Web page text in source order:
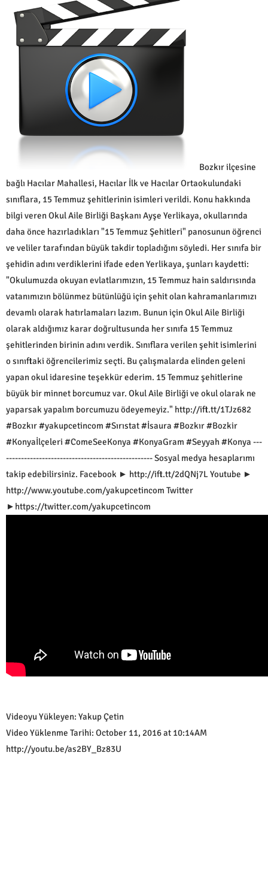
Bozkır ilçesine
bağlı Hacılar Mahallesi, Hacılar İlk ve Hacılar Ortaokulundaki
sınıflara, 15 Temmuz şehitlerinin isimleri verildi. Konu hakkında
bilgi veren Okul Aile Birliği Başkanı Ayşe Yerlikaya, okullarında
daha önce hazırladıkları "15 Temmuz Şehitleri" panosunun öğrenci
ve veliler tarafından büyük takdir topladığını söyledi. Her sınıfa bir
şehidin adını verdiklerini ifade eden Yerlikaya, şunları kaydetti:
"Okulumuzda okuyan evlatlarımızın, 15 Temmuz hain saldırısında
vatanımızın bölünmez bütünlüğü için şehit olan kahramanlarımızı
devamlı olarak hatırlamaları lazım. Bunun için Okul Aile Birliği
olarak aldığımız karar doğrultusunda her sınıfa 15 Temmuz
şehitlerinden birinin adını verdik. Sınıflara verilen şehit isimlerini
o sınıftaki öğrencilerimiz seçti. Bu çalışmalarda elinden geleni
yapan okul idaresine teşekkür ederim. 15 Temmuz şehitlerine
büyük bir minnet borcumuz var. Okul Aile Birliği ve okul olarak ne
yaparsak yapalım borcumuzu ödeyemeyiz." http://ift.tt/1TJz682
#Bozkır #yakupcetincom #Sırıstat #İsaura #Bozkır #Bozkir
#Konyaİlçeleri #ComeSeeKonya #KonyaGram #Seyyah #Konya ---
------------------------------------------------- Sosyal medya hesaplarımı
takip edebilirsiniz. Facebook ► http://ift.tt/2dQNj7L Youtube ►
http://www.youtube.com/yakupcetincom Twitter
►https://twitter.com/yakupcetincom
Videoyu Yükleyen: Yakup Çetin
Video Yüklenme Tarihi: October 11, 2016 at 10:14AM
http://youtu.be/as2BY_Bz83U